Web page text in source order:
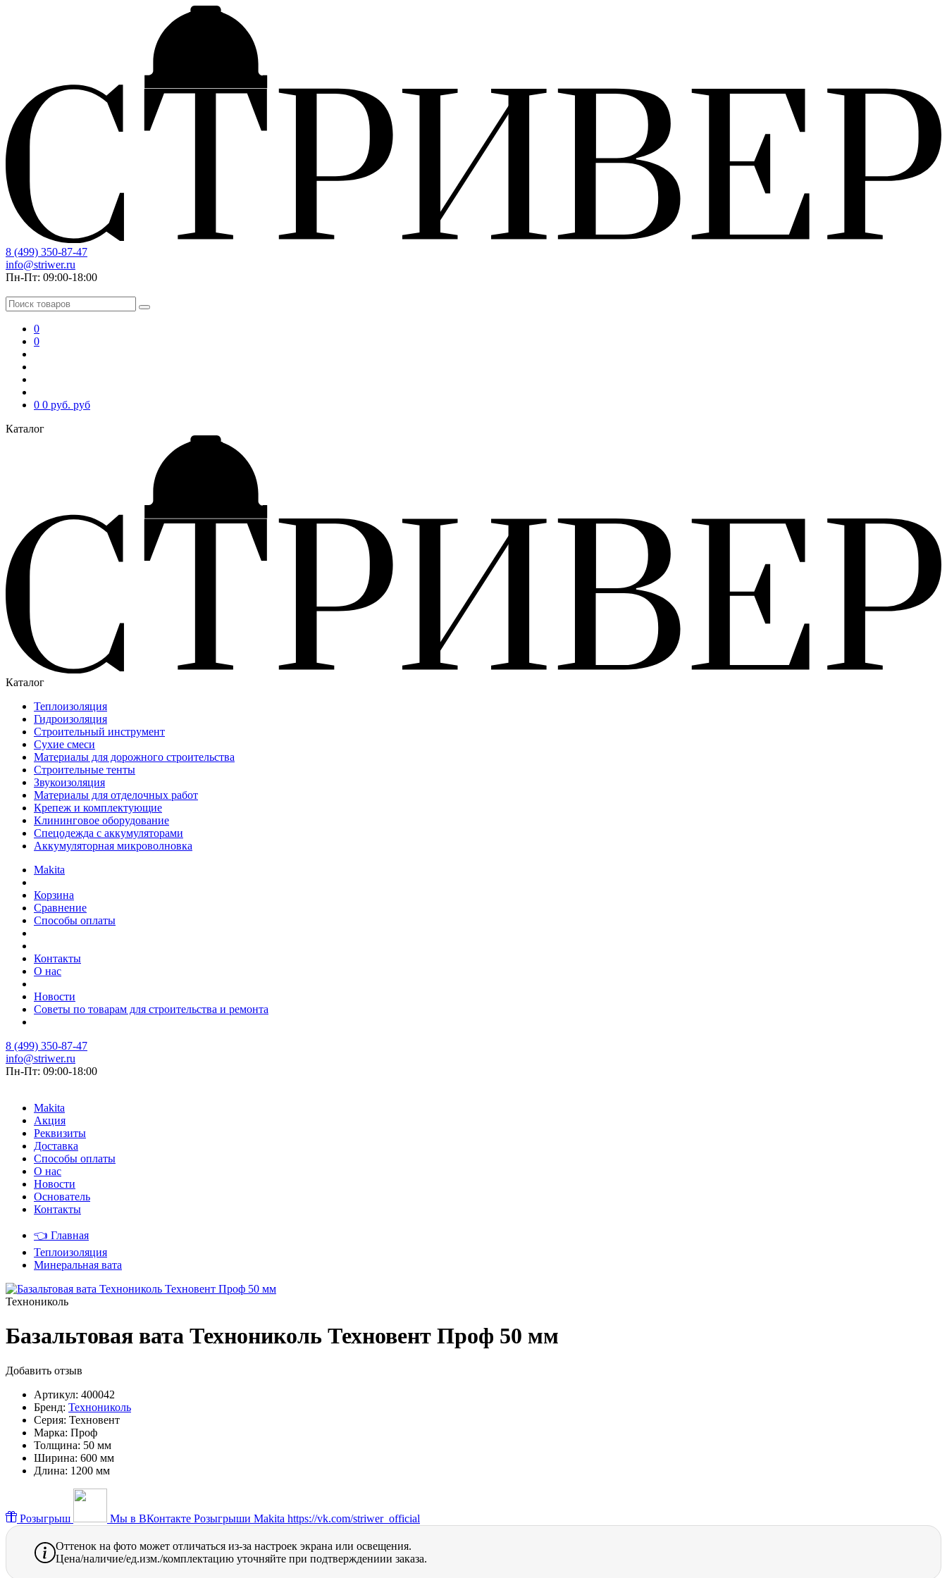
8 (499) 350-87-47
info@striwer.ru
Пн-Пт: 09:00-18:00
0
0
0 0 руб. руб
Каталог
Каталог
Теплоизоляция
Гидроизоляция
Строительный инструмент
Сухие смеси
Материалы для дорожного строительства
Строительные тенты
Звукоизоляция
Материалы для отделочных работ
Крепеж и комплектующие
Клининговое оборудование
Спецодежда с аккумуляторами
Аккумуляторная микроволновка
Makita
Корзина
Сравнение
Способы оплаты
Контакты
О нас
Новости
Советы по товарам для строительства и ремонта
8 (499) 350-87-47
info@striwer.ru
Пн-Пт: 09:00-18:00
Makita
Акция
Реквизиты
Доставка
Способы оплаты
О нас
Новости
Основатель
Контакты
👈 Главная
Теплоизоляция
Минеральная вата
Технониколь
Базальтовая вата Технониколь Техновент Проф 50 мм
Добавить отзыв
Артикул: 400042
Бренд: Технониколь
Серия: Техновент
Марка: Проф
Толщина: 50 мм
Ширина: 600 мм
Длина: 1200 мм
Розыгрыш Мы в ВКонтакте Розыгрыши Makita https://vk.com/striwer_official
Оттенок на фото может отличаться из-за настроек экрана или освещения.
Цена/наличие/ед.изм./комплектацию уточняйте при подтверждениии заказа.